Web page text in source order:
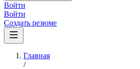
Войти
Войти
Создать резюме
Главная
/